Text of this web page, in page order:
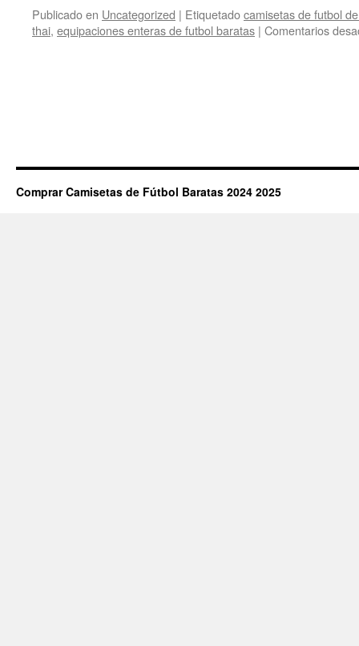
Publicado en Uncategorized | Etiquetadocamisetas de futbol
thai, equipaciones enteras de futbol baratas | Comentarios
Comprar Camisetas de Fútbol Baratas 2024 2025